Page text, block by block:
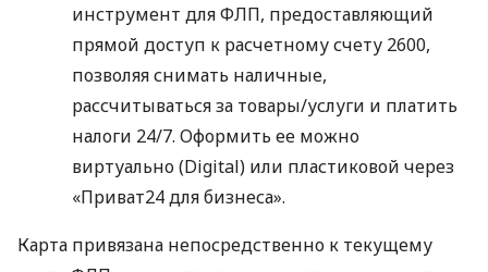
инструмент для ФЛП, предоставляющий
прямой доступ к расчетному счету 2600,
позволяя снимать наличные,
рассчитываться за товары/услуги и платить
налоги 24/7. Оформить ее можно
виртуально (Digital) или пластиковой через
«Приват24 для бизнеса».
Карта привязана непосредственно к текущему